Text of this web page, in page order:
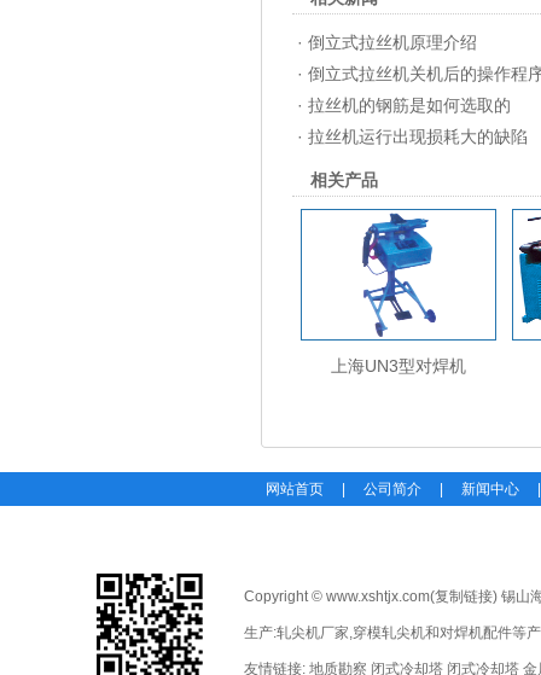
· 倒立式拉丝机原理介绍
· 倒立式拉丝机关机后的操作程
· 拉丝机的钢筋是如何选取的
· 拉丝机运行出现损耗大的缺陷
相关产品
上海UN3型对焊机
网站首页 公司简介 新闻中心
Copyright © www.xshtjx.com(复制链接) 锡山
生产:轧尖机厂家,穿模轧尖机和对焊机配件等
友情链接: 地质勘察 闭式冷却塔 闭式冷却塔 金